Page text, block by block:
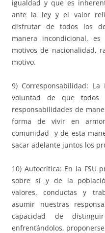
igualdad y que es
ante la ley y el valor
disfrutar de todos los
manera incondicional,
motivos de nacionalidad,
motivo.
9) Corresponsabilidad:
voluntad de que todos
responsabilidades de
forma de vivir en
comunidad y de esta
sacar adelante juntos los
10) Autocrítica: En la FSU
sobre sí y de la
valores, conductas y
asumir nuestras
capacidad de
enfrentándolos,